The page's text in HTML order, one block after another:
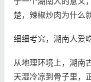
楚，辣椒炒肉为什么
细细考究，湖南人爱
从地理环境上，湖南
天湿冷凉到骨子里，